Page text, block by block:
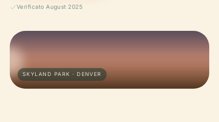
Verificato August 2025
SKYLAND PARK · DENVER